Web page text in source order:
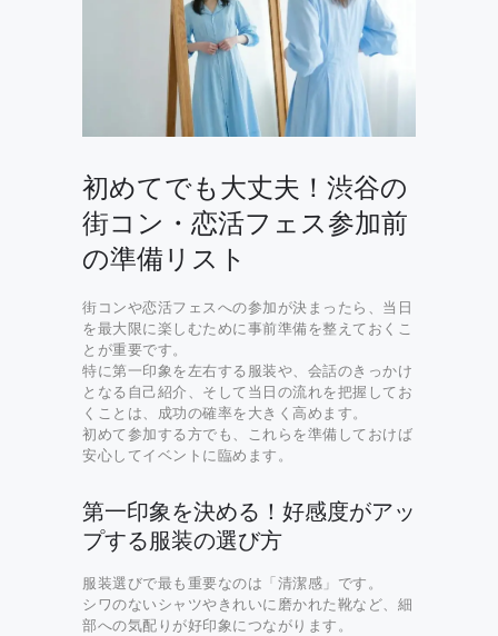
初めてでも大丈夫！渋谷の
街コン・恋活フェス参加前
の準備リスト
街コンや恋活フェスへの参加が決まったら、当日
を最大限に楽しむために事前準備を整えておくこ
とが重要です。
特に第一印象を左右する服装や、会話のきっかけ
となる自己紹介、そして当日の流れを把握してお
くことは、成功の確率を大きく高めます。
初めて参加する方でも、これらを準備しておけば
安心してイベントに臨めます。
第一印象を決める！好感度がアッ
プする服装の選び方
服装選びで最も重要なのは「清潔感」です。
シワのないシャツやきれいに磨かれた靴など、細
部への気配りが好印象につながります。